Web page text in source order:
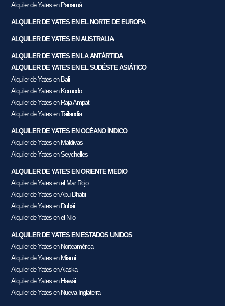
Alquiler de Yates en Panamá
ALQUILER DE YATES EN EL NORTE DE EUROPA
ALQUILER DE YATES EN AUSTRALIA
ALQUILER DE YATES EN LA ANTÁRTIDA
ALQUILER DE YATES EN EL SUDÉSTE ASIÁTICO
Alquiler de Yates en Bali
Alquiler de Yates en Komodo
Alquiler de Yates en Raja Ampat
Alquiler de Yates en Tailandia
ALQUILER DE YATES EN OCÉANO ÍNDICO
Alquiler de Yates en Maldivas
Alquiler de Yates en Seychelles
ALQUILER DE YATES EN ORIENTE MEDIO
Alquiler de Yates en el Mar Rojo
Alquiler de Yates en Abu Dhabi
Alquiler de Yates en Dubái
Alquiler de Yates en el Nilo
ALQUILER DE YATES EN ESTADOS UNIDOS
Alquiler de Yates en Norteamérica
Alquiler de Yates en Miami
Alquiler de Yates en Alaska
Alquiler de Yates en Hawái
Alquiler de Yates en Nueva Inglaterra